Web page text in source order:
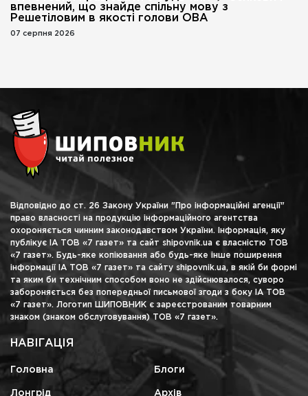
впевнений, що знайде спільну мову з
Решетіловим в якості голови ОВА
07 серпня 2026
Відповідно до ст. 26 Закону України "Про інформаційні агенції"
право власності на продукцію інформаційного агентства
охороняється чинним законодавством України. Інформація, яку
публікує ІА ТОВ «7 газет» та сайт shipovnik.ua є власністю ТОВ
«7 газет». Будь-яке копіювання або будь-яке інше поширення
інформації ІА ТОВ «7 газет» та сайту shipovnik.ua, в якій би формі
та яким би технічним способом воно не здійснювалося, суворо
забороняється без попередньої письмової згоди з боку ІА ТОВ
«7 газет». Логотип ШИПОВНИК є зареєстрованим товарним
знаком (знаком обслуговування) ТОВ «7 газет».
НАВІГАЦІЯ
Головна Блоги
Лонгрід Архів